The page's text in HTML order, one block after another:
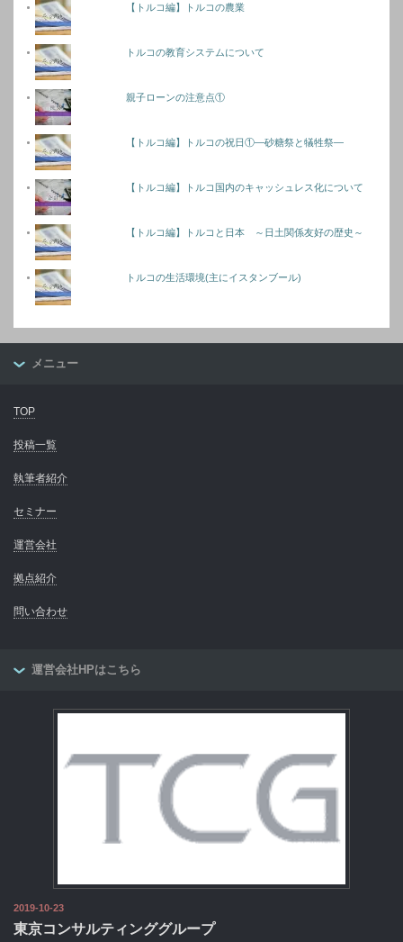
【トルコ編】トルコの農業
トルコの教育システムについて
親子ローンの注意点①
【トルコ編】トルコの祝日①―砂糖祭と犠牲祭―
【トルコ編】トルコ国内のキャッシュレス化について
【トルコ編】トルコと日本 ～日土関係友好の歴史～
トルコの生活環境(主にイスタンブール)
メニュー
TOP
投稿一覧
執筆者紹介
セミナー
運営会社
拠点紹介
問い合わせ
運営会社HPはこちら
2019-10-23
東京コンサルティンググループ